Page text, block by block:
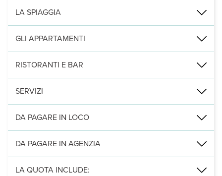
7 km da Alghero, 30 da Porto Torres e 135 dall’aeroporto di Olbia.
LA SPIAGGIA
a 20 metri di fronte all’entrata principale, raggiungibile
GLI APPARTAMENTI
sono disponibili diversi tipi di mobilhome e bungalow, quasi
RISTORANTI E BAR
a pagamento: ristorante pizzeria. Bar.
SERVIZI
piscine nella zona del parco acquatico aperto da giugno a
DA PAGARE IN LOCO
Servizi obbligatori:animali di piccola e media taglia (massimo
DA PAGARE IN AGENZIA
pulizia finale e pulizia finale con animali
LA QUOTA INCLUDE: